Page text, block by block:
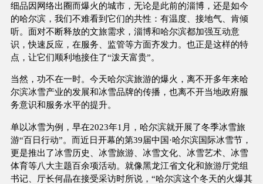
细品因网络出圈而爆火的城市，无论是此前的淄博，还是如今
的哈尔滨，我们不难看到它们的共性：有温度、接地气、肯倾
听。面对不断释放的文旅需求，淄博和哈尔滨都加强互动意
识，快速反应，在服务、监管等方面齐发力。也正是这样的特
点，让它们顺利地接住了“泼天富贵”。
当然，功不在一时。今天哈尔滨旅游的爆火，离不开多年来哈
尔滨冰雪产业的发展和冰雪品牌的传播，也离不开当地政府服
务意识和服务水平的提升。
单以冰雪为例，早在2023年1月，哈尔滨就开展了冬季冰雪旅
游“百日行动”。而近日开幕的第39届中国·哈尔滨国际冰雪节，
更是推出了冰雪历史、冰雪旅游、冰雪文化、冰雪艺术、冰雪
体育等八大主题百余项活动。就像黑龙江省文化和旅游厅党组
书记、厅长何晶在接受采访时所说，“哈尔滨这个冬天的火爆其